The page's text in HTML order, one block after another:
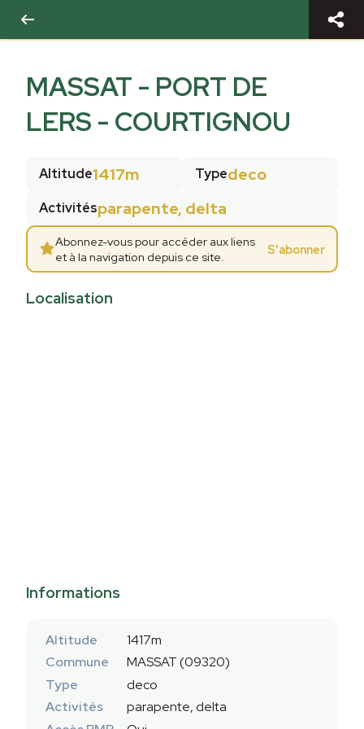
MASSAT - PORT DE
LERS - COURTIGNOU
Altitude1417m Typedeco
Activitésparapente, delta
Abonnez-vous pour accéder aux liens
et à la navigation depuis ce site.
S'abonner
Localisation
Informations
Altitude
1417m
Commune
MASSAT (09320)
Type
deco
Activités
parapente, delta